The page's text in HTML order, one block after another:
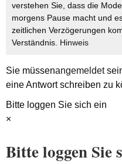
verstehen Sie, dass die
morgens Pause macht und
zeitlichen Verzögerungen
Verständnis. Hinweis
Sie müssenangemeldet
eine Antwort schreiben zu
Bitte loggen Sie sich ein
×
Bitte loggen Sie